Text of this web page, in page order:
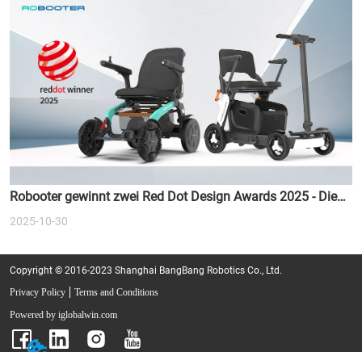
Robooter gewinnt zwei Red Dot Design Awards 2025 - Die
Zukunft der intelligenten Mobilität neu definieren
2025-10-30
Copyright © 2016-2023 Shanghai BangBang Robotics Co., Ltd.
Privacy Policy
Terms and Conditions
Powered by iglobalwin.com